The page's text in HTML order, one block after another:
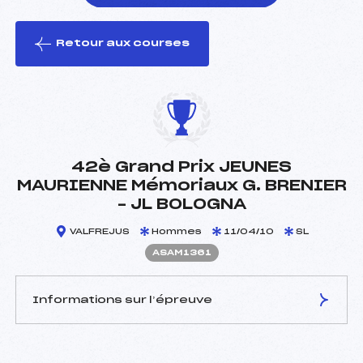
le ski
Retour aux courses
42è Grand Prix JEUNES
MAURIENNE Mémoriaux G. BRENIER
– JL BOLOGNA
VALFREJUS Hommes 11/04/10 SL
ASAM1361
Informations sur l’épreuve